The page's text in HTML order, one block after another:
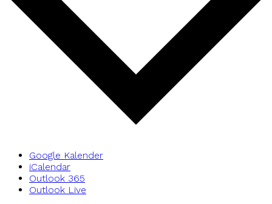
Google Kalender
iCalendar
Outlook 365
Outlook Live